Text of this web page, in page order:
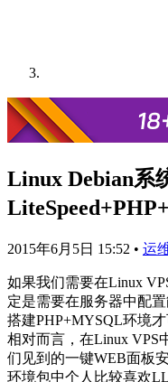
Linux Debian系
2015年6月5日 15:52 • 运
如果我们需要在Linux
定是需要在服务器中配
搭建PHP+MYSQL环境
相对而言，在Linux VPS
们见到的一键WEB面板
环境包中个人比较喜欢